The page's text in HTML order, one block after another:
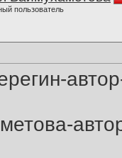
пользователь